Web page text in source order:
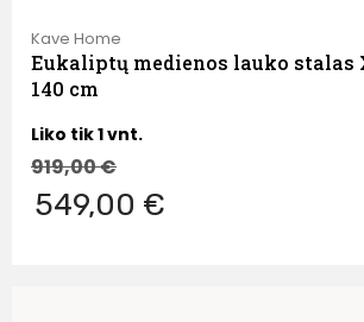
Kave Home
Eukaliptų medienos lauko stalas
140 cm
Liko tik 1 vnt.
919,00€
549,00 €